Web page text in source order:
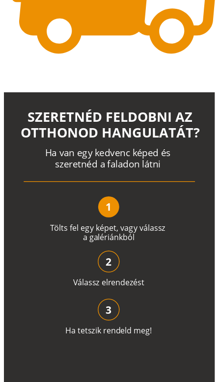
Tölts fel egy képet, vagyválassz
a galériánkból
Ha van egy kedvenc képed és
szeretnéd a faladon látni
SZERETNÉD FELDOBNI AZ
OTTHONOD HANGULATÁT?
1
Válassz elrendezést
2
Ha tetszik rendeld meg!
3